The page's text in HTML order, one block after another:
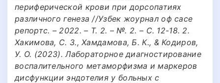
периферической крови при дорсопатиях
различного генеза //Узбек жоурнал оф cасе
репортс. – 2022. – Т. 2. – №. 2. – С. 12-18. 2.
Хакимова, С. З., Хамдамова, Б. К., & Кодиров,
У. О. (2023). Лабораторное диагностирование
воспалительного метаморфизма и маркеров
дисфункции эндотелия у больных с